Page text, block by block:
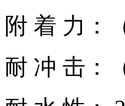
附 着 力：
耐 冲 击：